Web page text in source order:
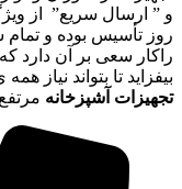
و ” ارسال سریع” از
روز تأسیس بوده و تمام
راکار سعی بر آن دارد
بیفزاید تا بتواند نیاز
تجهیزات آشپزخانه